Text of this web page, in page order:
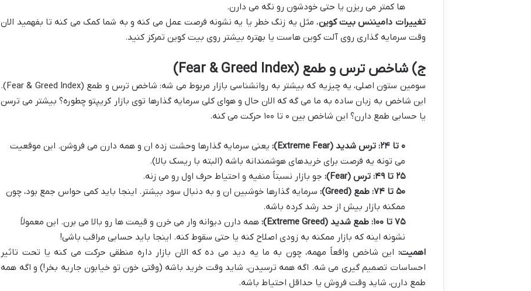
ها کمتر می ریزن یا حتی خودشون رو نگه می دارن.
تغییرات دامیننس بیت کوین، مثل یه زنگ خطر یا یه نشونه فرصت عمل می کنه و به شما کمک می کنه تا بفهمید الان
وقت سرمایه گذاری روی آلت کوین هاست یا بهتره بیشتر روی بیت کوین تمرکز کنید.
ج) شاخص ترس و طمع (Fear & Greed Index)
سومین ستون اصلی، یه چیزیه که بیشتر به روانشناسی بازار مربوط می شه: شاخص ترس و طمع (Fear & Greed Index).
این شاخص به زبان ساده به ما می گه که الان حال و هوای کلی سرمایه گذارها توی بازار کریپتو چطوره؟ بیشتر می ترسن
یا حسابی طمع دارن؟ این شاخص بین ۰ تا ۱۰۰ حرکت می کنه.
۰ تا ۲۴: ترس شدید (Extreme Fear):
یعنی سرمایه گذارها وحشت زده ان و همه دارن می فروشن. این موقعیت
می تونه یه فرصت برای خریدهای هوشمندانه باشه (البته با ریسک بالا).
۲۵ تا ۴۹: ترس (Fear):
جو بازار نسبتاً منفیه و احتیاط حرف اول رو می زنه.
۵۰ تا ۷۴: طمع (Greed):
سرمایه گذارها خوشبین ان و به دنبال سود بیشتر. اینجا باید کمی حواس جمع بود، چون
ممکنه بازار بیش از حد رشد کرده باشه.
۷۵ تا ۱۰۰: طمع شدید (Extreme Greed):
همه دارن دیوانه وار می خرن و قیمت ها رو بالا می برن. این معمولاً
نشونه اینه که بازار ممکنه به زودی اصلاح کنه یا حتی سقوط کنه. اینجا باید حسابی مراقب باشی!
اهمیت: این شاخص واقعاً مهمه، چون به ما یه دید می ده که الان بازار داره منطقی حرکت می کنه یا تحت تاثیر
احساسات تصمیم گیری می شه. اگه همه ترسیدن، شاید وقت خرید باشه (وقتی خون تو خیابون جاریه بخر!) و اگه همه
طمع دارن، شاید وقت فروش یا حداقل احتیاط باشه.